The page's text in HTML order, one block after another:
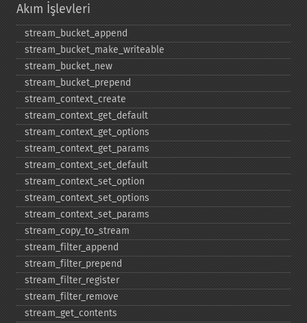
Akım İşlevleri
stream_​bucket_​append
stream_​bucket_​make_​writeable
stream_​bucket_​new
stream_​bucket_​prepend
stream_​context_​create
stream_​context_​get_​default
stream_​context_​get_​options
stream_​context_​get_​params
stream_​context_​set_​default
stream_​context_​set_​option
stream_​context_​set_​options
stream_​context_​set_​params
stream_​copy_​to_​stream
stream_​filter_​append
stream_​filter_​prepend
stream_​filter_​register
stream_​filter_​remove
stream_​get_​contents